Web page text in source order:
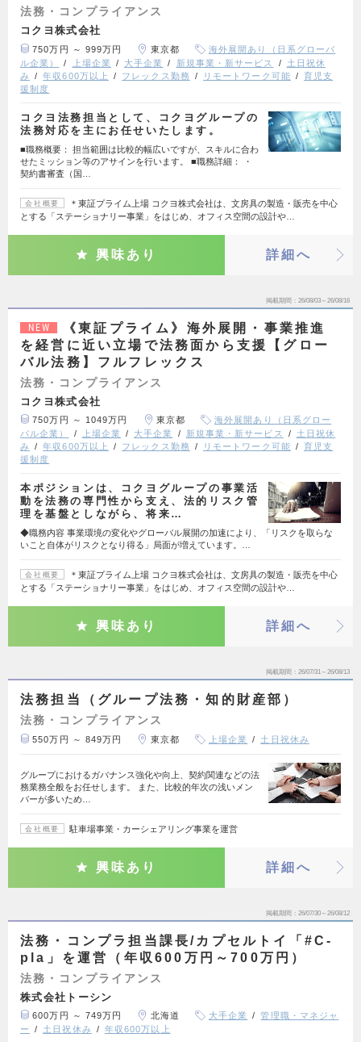
法務・コンプライアンス
コクヨ株式会社
750万円 ～ 999万円 東京都
海外展開あり（日系グローバ
ル企業）
上場企業 大手企業 新規事業・新サービス
土日祝休
み
年収600万以上 フレックス勤務 リモートワーク可能
育児支
援制度
コクヨ法務担当として、コクヨグループの
法務対応を主にお任せいたします。
■職務概要： 担当範囲は比較的幅広いですが、スキルに合わ
せたミッション等のアサインを行います。 ■職務詳細： ・
契約書審査（国…
会社概要
＊東証プライム上場 コクヨ株式会社は、文房具の製造・販売を中心
とする「ステーショナリー事業」をはじめ、オフィス空間の設計や…
興味あり 詳細へ
掲載期間 26/08/03～26/08/16
NEW
《東証プライム》海外展開・事業推進
を経営に近い立場で法務面から支援【グロー
バル法務】フルフレックス
法務・コンプライアンス
コクヨ株式会社
750万円 ～ 1049万円 東京都
海外展開あり（日系グロー
バル企業）
上場企業 大手企業 新規事業・新サービス
土日祝休
み
年収600万以上 フレックス勤務 リモートワーク可能
育児支
援制度
本ポジションは、コクヨグループの事業活
動を法務の専門性から支え、法的リスク管
理を基盤としながら、将来…
◆職務内容 事業環境の変化やグローバル展開の加速により、「リスクを取らな
いこと自体がリスクとなり得る」局面が増えています。…
会社概要
＊東証プライム上場 コクヨ株式会社は、文房具の製造・販売を中心
とする「ステーショナリー事業」をはじめ、オフィス空間の設計や…
興味あり 詳細へ
掲載期間 26/07/31～26/08/13
法務担当（グループ法務・知的財産部）
法務・コンプライアンス
550万円 ～ 849万円 東京都 上場企業 土日祝休み
グループにおけるガバナンス強化や向上、契約関連などの法
務業務全般をお任せします。 また、比較的年次の浅いメン
バーが多いため…
会社概要 駐車場事業・カーシェアリング事業を運営
興味あり 詳細へ
掲載期間 26/07/30～26/08/12
法務・コンプラ担当課長/カプセルトイ「#C-
pla」を運営（年収600万円～700万円）
法務・コンプライアンス
株式会社トーシン
600万円 ～ 749万円 北海道 大手企業
管理職・マネジャ
ー
土日祝休み 年収600万以上